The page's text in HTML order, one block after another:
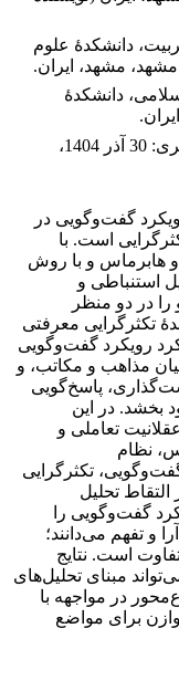
دانشکدۀ علوم
مشهد، ایران.
دانشکدۀ
: 30 آذر 1404
،
گفت‌وگویی در
است. با
و هابرماس و با روش
استنباطی و
در دو منظر
تکثرگرایی معرفتی
رویکرد گفت‌وگویی
مذاهب و مکاتب، و
پاسخ‌گویی
بخشد. در این
تعاملی و
نظام
تکثرگرایی
تحلیل
گفت‌وگویی را
و تفهم می‌دانند؛
است. نتایج
مبنای تحلیل‌های
در مواجهه با
برای مواضع